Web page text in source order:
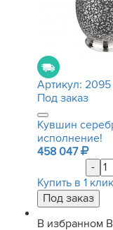
Артикул: 2095
Под заказ
Кувшин
исполнение!
458 047
-
Купить в 1 клик
В избранном